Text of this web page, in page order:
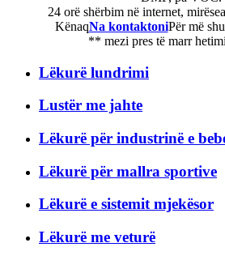
24 orë shërbim në internet,
KënaqNa kontaktoniPër më
** mezi pres të marr
Lëkurë lundrimi
Lustër me jahte
Lëkurë për industrinë e
Lëkurë për mallra sportive
Lëkurë e sistemit mjekësor
Lëkurë me veturë